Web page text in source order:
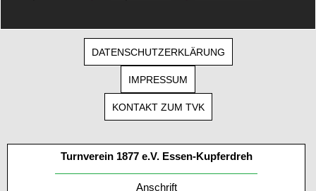
DATENSCHUTZERKLÄRUNG
IMPRESSUM
KONTAKT ZUM TVK
Turnverein 1877 e.V. Essen-Kupferdreh
Anschrift